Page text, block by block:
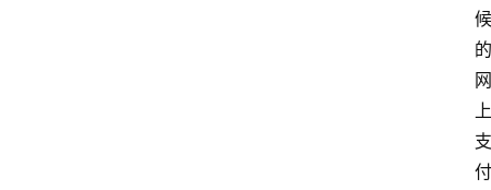
候
的
网
上
支
付